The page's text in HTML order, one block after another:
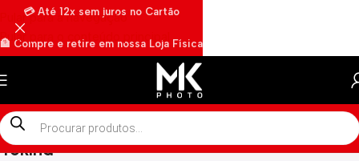
Pular para a navegação
Pular para o conteúdo principal
Tokina
💳 Até 12x sem juros no Cartão
🏦 Compre e retire em nossa Loja Física
🏍️ Envios rápidos por Motoboy